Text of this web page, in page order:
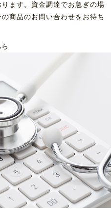
ます。資金調達でお急ぎの場
商品のお問い合わせをお待ち